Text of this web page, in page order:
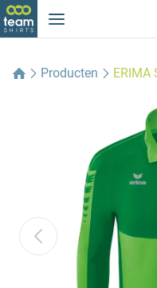
Producten ERIMA